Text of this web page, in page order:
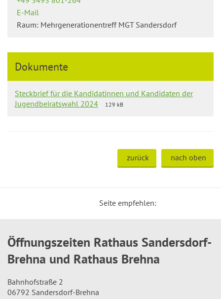
E-Mail
Raum: Mehrgenerationentreff MGT Sandersdorf
Dokumente
Steckbrief für die Kandidatinnen und Kandidaten der
Jugendbeiratswahl 2024
129 kB
zurück nach oben
Seite empfehlen:
Öffnungszeiten Rathaus Sandersdorf-
Brehna und Rathaus Brehna
Bahnhofstraße 2
06792 Sandersdorf-Brehna